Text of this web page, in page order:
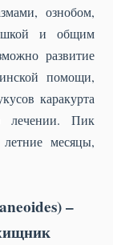
ознобом,
и общим
развитие
помощи,
каракурта
лечении. Пик
летние месяцы,
–